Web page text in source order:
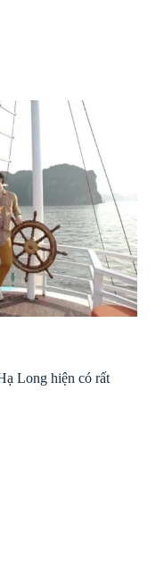
Long hiện có rất